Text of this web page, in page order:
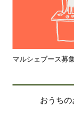
2026/8/22［鈴鹿
おうちの